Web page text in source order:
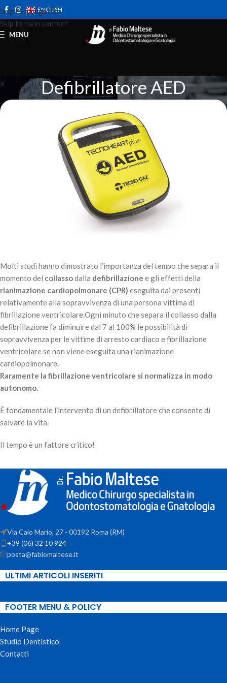
Skip to navigation
Skip to main content
ENGLISH
MENU
Defibrillatore AED
Molti studi hanno dimostrato l’importanza del tempo che separa il
momento del collassodalla defibrillazione e gli effetti della
rianimazione cardiopolmonare (CPR) eseguita dai presenti
relativamente alla sopravvivenza di una persona vittima di
fibrillazione ventricolare.Ogni minuto che separa il collasso dalla
defibrillazione fa diminuire dal 7 al 100% le possibilità di
sopravvivenza per le vittime di arresto cardiaco e fibrillazione
ventricolare se non viene eseguita una rianimazione
cardiopolmonare.
Raramente la fibrillazione ventricolare si normalizza in modo
autonomo.
È fondamentale l’intervento di un defibrillatore che consente di
salvare la vita.
Il tempo è un fattore critico!
Via Caio Mario, 27 - 00192 Roma (RM)
+39 (06) 32 10 924
posta@fabiomaltese.it
ULTIMI ARTICOLI INSERITI
FOOTER MENU & POLICY
Home Page
Studio Dentistico
Contatti